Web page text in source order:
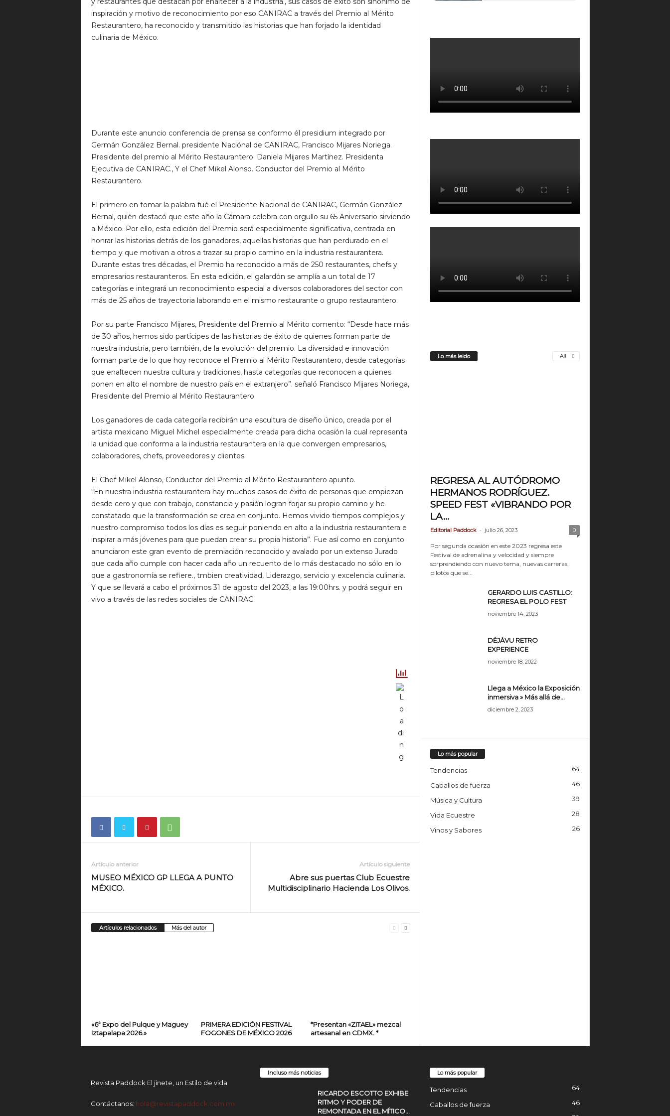
inspiración y motivo de reconocimiento por eso CANIRAC a través del Premio al Mérito
Restaurantero, ha reconocido y transmitido las historias que han forjado la identidad
culinaria de México.
Durante este anuncio conferencia de prensa se conformo él presidium integrado por
Germán González Bernal. presidente Naciónal de CANIRAC, Francisco Mijares Noriega.
Presidente del premio al Mérito Restaurantero. Daniela Mijares Martínez. Presidenta
Ejecutiva de CANIRAC., Y el Chef Mikel Alonso. Conductor del Premio al Mérito
Restaurantero.
El primero en tomar la palabra fué el Presidente Nacional de CANIRAC, Germán González
Bernal, quién destacó que este año la Cámara celebra con orgullo su 65 Aniversario sirviendo
a México. Por ello, esta edición del Premio será especialmente significativa, centrada en
honrar las historias detrás de los ganadores, aquellas historias que han perdurado en el
tiempo y que motivan a otros a trazar su propio camino en la industria restaurantera.
Durante estas tres décadas, el Premio ha reconocido a más de 250 restaurantes, chefs y
empresarios restauranteros. En esta edición, el galardón se amplía a un total de 17
categorías e integrará un reconocimiento especial a diversos colaboradores del sector con
más de 25 años de trayectoria laborando en el mismo restaurante o grupo restaurantero.
Por su parte Francisco Mijares, Presidente del Premio al Mérito comento: “Desde hace más
de 30 años, hemos sido partícipes de las historias de éxito de quienes forman parte de
nuestra industria, pero también, de la evolución del premio. La diversidad e innovación
forman parte de lo que hoy reconoce el Premio al Mérito Restaurantero, desde categorías
que enaltecen nuestra cultura y tradiciones, hasta categorías que reconocen a quienes
ponen en alto el nombre de nuestro país en el extranjero”. señaló Francisco Mijares Noriega,
Presidente del Premio al Mérito Restaurantero.
Los ganadores de cada categoría recibirán una escultura de diseño único, creada por el
artista mexicano Miguel Michel especialmente creada para dicha ocasión la cual representa
la unidad que conforma a la industria restaurantera en la que convergen empresarios,
colaboradores, chefs, proveedores y clientes.
El Chef Mikel Alonso, Conductor del Premio al Mérito Restaurantero apunto.
“En nuestra industria restaurantera hay muchos casos de éxito de personas que empiezan
desde cero y que con trabajo, constancia y pasión logran forjar su propio camino y he
constatado que la transformación se crea en conjunto. Hemos vivido tiempos complejos y
nuestro compromiso todos los días es seguir poniendo en alto a la industria restaurantera e
inspirar a más jóvenes para que puedan crear su propia historia”. Fue así como en conjunto
anunciaron este gran evento de premiación reconocido y avalado por un extenso Jurado
que cada año cumple con hacer cada año un recuento de lo más destacado no sólo en lo
que a gastronomía se refiere., tmbien creatividad, Liderazgo, servicio y excelencia culinaria.
Y que se llevará a cabo el próximos 31 de agosto del 2023, a las 19:00hrs. y podrá seguir en
vivo a través de las redes sociales de CANIRAC.
Artículo anterior
MUSEO MÉXICO GP LLEGA A PUNTO
MÉXICO.
Artículo siguiente
Abre sus puertas Club Ecuestre
Multidisciplinario Hacienda Los Olivos.
Artículos relacionados Más del autor
«6ª Expo del Pulque y Maguey
Iztapalapa 2026.»
PRIMERA EDICIÓN FESTIVAL
FOGONES DE MÉXICO 2026
*Presentan «ZITAEL» mezcal
artesanal en CDMX. *
Lo más leido All
REGRESA AL AUTÓDROMO
HERMANOS RODRÍGUEZ.
SPEED FEST «VIBRANDO POR
LA...
Editorial Paddock - julio 26, 2023 0
Por segunda ocasión en este 2023 regresa este
Festival de adrenalina y velocidad y siempre
sorprendiendo con nuevo tema, nuevas carreras,
pilotos que se...
GERARDO LUIS CASTILLO:
REGRESA EL POLO FEST
noviembre 14, 2023
DÉJÁVU RETRO
EXPERIENCE
noviembre 18, 2022
Llega a México la Exposición
inmersiva » Más allá de...
diciembre 2, 2023
Lo más popular
Tendencias 64
Caballos de fuerza 46
Música y Cultura 39
Vida Ecuestre 28
Vinos y Sabores 26
Revista Paddock El jinete, un Estilo de vida
Contáctanos: hola@revistapaddock.com.mx
Incluso más noticias
RICARDO ESCOTTO EXHIBE
RITMO Y PODER DE
REMONTADA EN EL MÍTICO...
Lo más popular
Tendencias 64
Caballos de fuerza 46